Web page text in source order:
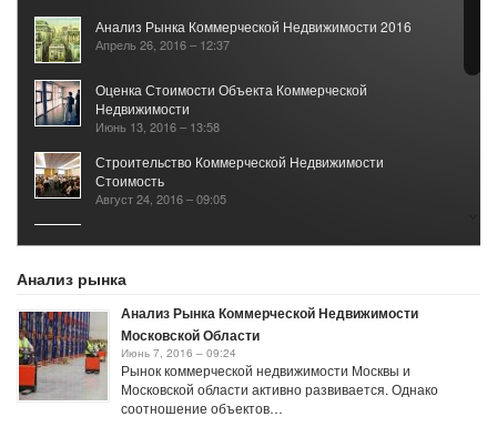
Анализ Рынка Коммерческой Недвижимости 2016
Апрель 26, 2016 – 12:37
Оценка Стоимости Объекта Коммерческой
Недвижимости
Июнь 13, 2016 – 13:58
Строительство Коммерческой Недвижимости
Стоимость
Август 24, 2016 – 09:05
Кадастровой Стоимости
Анализ рынка
Анализ Рынка Коммерческой Недвижимости
Московской Области
Июнь 7, 2016 – 09:24
Рынок коммерческой недвижимости Москвы и
Московской области активно развивается. Однако
соотношение объектов…